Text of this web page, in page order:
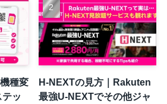
種変
ッ
H-NEXTの見方｜Rakuten
最強U-NEXTでその他ジャ